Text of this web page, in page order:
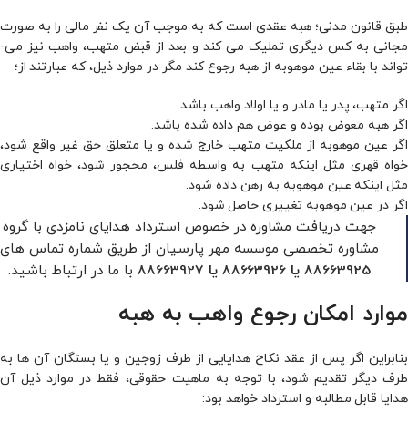
طبق قانون مدنى؛ هبه عقدى است که به موجب آن یک نفر مالى را به­ صورت
مجانی به کس دیگرى تملیک مى­ کند و بعد از قبض متهب، واهب نیز مى­
تواند با بقاء عین موهوبه از هبه رجوع کند مگر در موارد ذیل، که عبارتند از؛
اگر متهب، پدر یا مادر و یا اولاد واهب باشد.
اگر هبه معوض بوده و عوض هم داده شده باشد.
اگر عین موهوبه از ملکیت متهب خارج شده و یا متعلق حق غیر واقع شود،
خواه قهری مثل اینکه متهب به واسطه فلس، محجور شود، خواه اختیاری
مثل اینکه عین موهوبه به رهن داده شود.
اگر در عین موهوبه تغییرى حاصل شود.
جهت دریافت مشاوره در خصوص استرداد هدایای نامزدی با گروه
مشاوره تخصصی موسسه مهر پارسیان از طریق شماره تماس های
88663925یا 88663926 یا 88663927با ما در ارتباط باشید.
موارد امکان رجوع واهب به هبه
بنابراین اگر پس از عقد نکاح هدایایى از طرف زوجین و یا بستگان آن ها به
طرف دیگر تقدیم شود، با توجه به ماهیت حقوقى، فقط در موارد ذیل آن
هدایا قابل مطالبه و استرداد خواهد بود: